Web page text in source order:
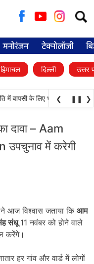
for:
मनोरंजन टेक्नोलॉजी
हिमाचल दिल्ली उत्तर
में वापसी के लिए भाजपा से
❮ ❚❚ ❯
दावा – Aam
में करेगी
आज विश्वास जताया कि आम
संधू11 नवंबर को होने वाले
करेंगे।
हर गांव और वार्ड में लोगों